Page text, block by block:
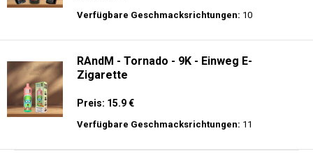
Verfügbare Geschmacksrichtungen: 10
RAndM - Tornado - 9K - Einweg E-
Zigarette
Preis: 15.9 €
Verfügbare Geschmacksrichtungen: 11